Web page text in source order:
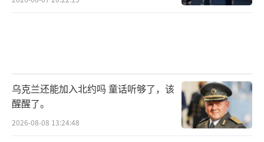
乌克兰还能加入北约吗 童话听够了，该
醒醒了。
2026-08-08 13:24:48